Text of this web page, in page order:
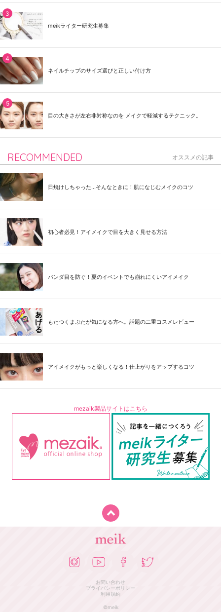
meikライター研究生募集
ネイルチップのサイズ選びと正しい付け方
目の大きさが左右非対称なのを メイクで軽減するテクニック。
RECOMMENDED オススメの記事
日焼けしちゃった...そんなときに！肌になじむメイクのコツ
初心者必見！アイメイクで目を大きく見せる方法
パンダ目を防ぐ！夏のイベントでも崩れにくいアイメイク
もたつくまぶたが気になる方へ。話題の二重コスメレビュー
アイメイクがもっと楽しくなる！仕上がりをアップするコツ
mezaik製品サイトはこちら
お問い合わせ
プライバシーポリシー
利用規約
©meik